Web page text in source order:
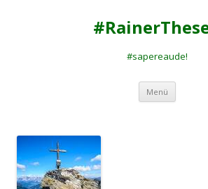
#sapereaude!
Menü Zum
springen